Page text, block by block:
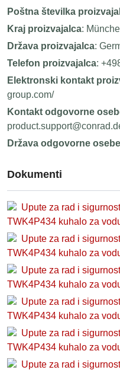
Poštna številka
Kraj proizvajalca:
Država proizvajalca:
Telefon proizvajalca:
Elektronski kontakt
group.com/
Kontakt odgovorne
Država odgovorne
Dokumenti
Upute za rad i
TWK4P434 kuhalo za
Upute za rad i
TWK4P434 kuhalo za
Upute za rad i
TWK4P434 kuhalo za
Upute za rad i
TWK4P434 kuhalo za
Upute za rad i
TWK4P434 kuhalo za
Upute za rad i